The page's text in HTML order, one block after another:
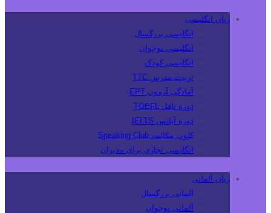
زبان انگلیسی
انگلیسی بزرگسال
انگلیسی نوجوان
انگلیسی کودک
تربیت مدرس TTC
آمادگی آزمون EPT
دوره تافل TOEFL
دوره آیلتس IELTS
کلوپ مکالمه Speaking Club
انگلیسی تجاری برای مدیران
زبان آلمانی
آلمانی بزرگسال
آلمانی نوجوان